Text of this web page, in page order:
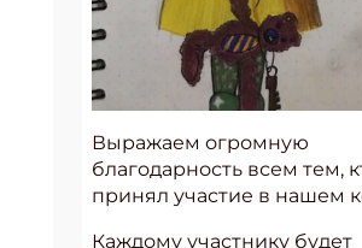
Выражаем огромную
благодарность всем тем,
принял участие в нашем
Каждому участнику будет